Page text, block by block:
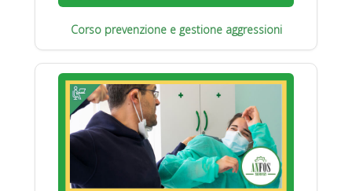
Corso prevenzione e gestione aggressioni